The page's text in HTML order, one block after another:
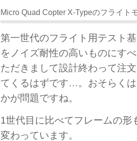
Micro Quad Copter X-Typeのフライト
第一世代のフライト用テスト
をノイズ耐性の高いものにす
ただきまして設計終わって注
てくるはずです…。おそらく
かが問題ですね。
1世代目に比べてフレームの
変わっています。